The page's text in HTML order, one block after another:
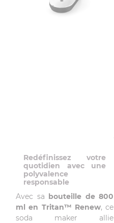
Redéfinissez votre
quotidien avec une
polyvalence
responsable
Avec sa bouteille de 800
ml en Tritan™ Renew, ce
soda maker allie